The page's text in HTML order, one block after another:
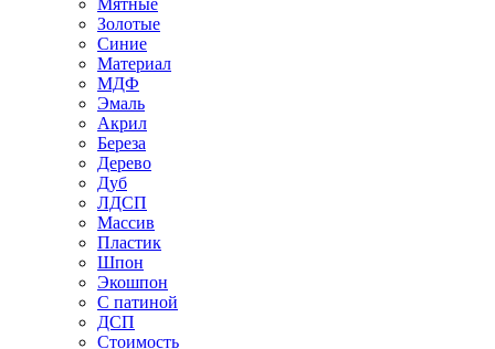
Мятные
Золотые
Синие
Материал
МДФ
Эмаль
Акрил
Береза
Дерево
Дуб
ЛДСП
Массив
Пластик
Шпон
Экошпон
С патиной
ДСП
Стоимость